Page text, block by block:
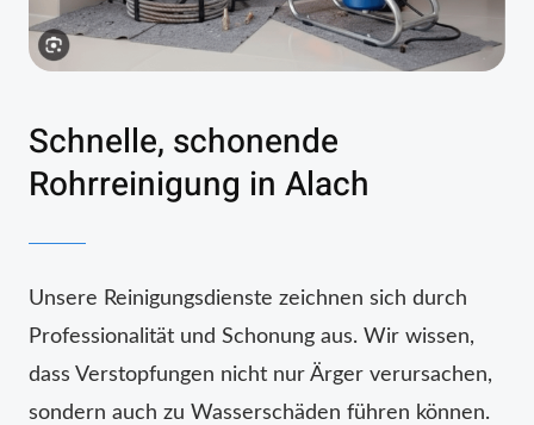
Schnelle, schonende
Rohrreinigung in Alach
Unsere Reinigungsdienste zeichnen sich durch
Professionalität und Schonung aus. Wir wissen,
dass Verstopfungen nicht nur Ärger verursachen,
sondern auch zu Wasserschäden führen können.